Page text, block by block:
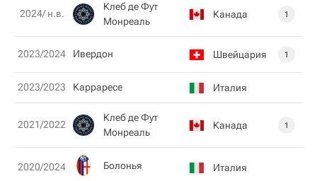
2024/ н.в.
Клеб де Фут
Монреаль
Канада 1
2023/2024 Ивердон Швейцария 1
2023/2023 Kарраресе Италия
2021/2022
Клеб де Фут
Монреаль
Канада 1
2020/2024 Болонья Италия